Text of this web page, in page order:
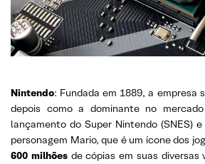
Nintendo: Fundada em 1889, a empresa
depois como a dominante no
lançamento do Super Nintendo (SNES)
personagem Mario, que é um ícone dos
600 milhõesde cópias em suas diversas